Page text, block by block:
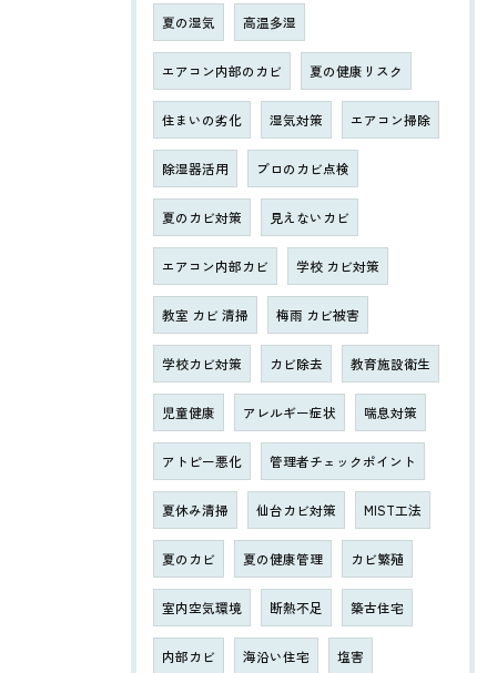
夏の湿気 高温多湿
エアコン内部のカビ 夏の健康リスク
住まいの劣化 湿気対策 エアコン掃除
除湿器活用 プロのカビ点検
夏のカビ対策 見えないカビ
エアコン内部カビ 学校 カビ対策
教室 カビ 清掃 梅雨 カビ被害
学校カビ対策 カビ除去 教育施設衛生
児童健康 アレルギー症状 喘息対策
アトピー悪化 管理者チェックポイント
夏休み清掃 仙台カビ対策 MIST工法
夏のカビ 夏の健康管理 カビ繁殖
室内空気環境 断熱不足 築古住宅
内部カビ 海沿い住宅 塩害